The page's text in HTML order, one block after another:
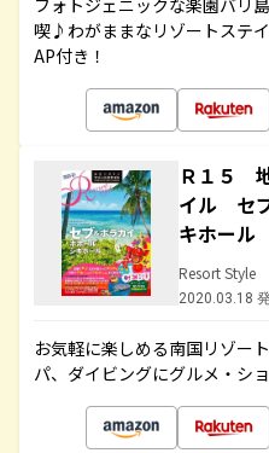
フォトジェニックな楽園バリ
喫♪わがままなリゾートステ
AP付き！
Ｒ１５
イル セ
キホール
Resort Style
2020.03.18
お気軽に楽しめる南国リゾー
パ、ダイビングにグルメ・シ